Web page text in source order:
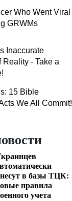
Who Went Viral
GRWMs
Inaccurate
Reality - Take a
15 Bible
We All Commit!
в базы ТЦК:
правила
учета